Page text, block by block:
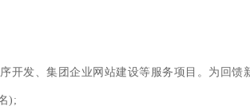
开发、集团企业网站建设等服务项目。为回馈
);